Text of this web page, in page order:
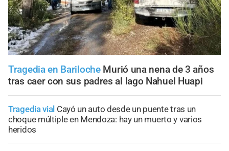
Tragedia en Bariloche Murió una nena de 3 años
tras caer con sus padres al lago Nahuel Huapi
Tragedia vial Cayó un auto desde un puente tras un
choque múltiple en Mendoza: hay un muerto y varios
heridos